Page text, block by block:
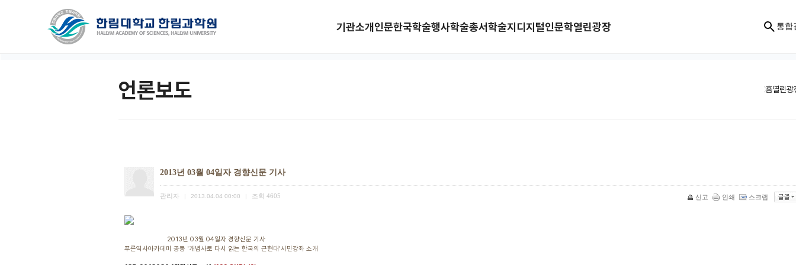
기관소개인문한국학술행사학술총서학술지디지털인문학열린광장 통합
언론보도 홈열린광
2013년 03월 04일자 경향신문 기사
관리자 2013.04.04 00:00 조회 4605 신고 인쇄 스크랩
2013년 03월 04일자 경향신문 기사
푸른역사아카데미 공동 '개념사로 다시 읽는 한국의 근현대'시민강좌 소개